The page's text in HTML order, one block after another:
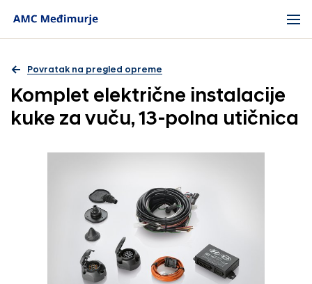
Povratak na pregled opreme
Komplet električne instalacije
kuke za vuču, 13-polna utičnica